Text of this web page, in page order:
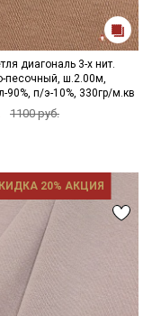
диагональ 3-х нит.
песочный, ш.2.00м,
90%, п/э-10%, 330гр/м.кв
1100 руб.
20% АКЦИЯ
персональных
персональных
и